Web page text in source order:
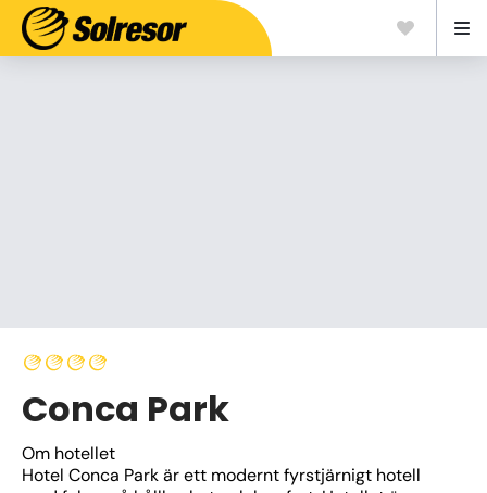
Conca Park
Om hotellet
Hotel Conca Park är ett modernt fyrstjärnigt hotell